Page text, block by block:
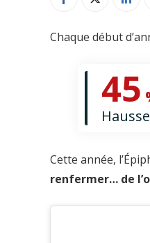
Chaque début
45
Cette année,
renfermer… de